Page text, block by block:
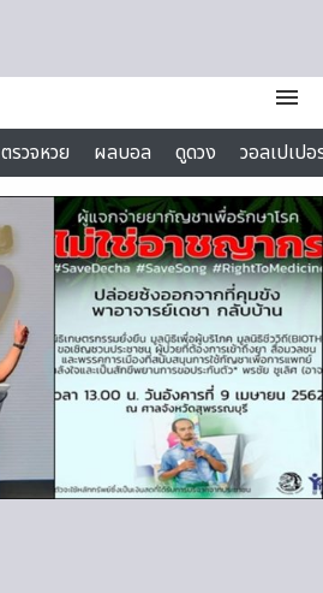
menu
ตรวจหวย ผลบอล ดูดวง
วอลเปเป